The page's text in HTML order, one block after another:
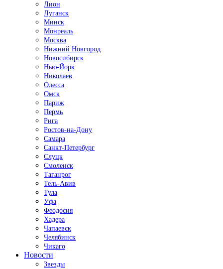
Лион
Луганск
Минск
Монреаль
Москва
Нижний Новгород
Новосибирск
Нью-Йорк
Николаев
Одесса
Омск
Париж
Пермь
Рига
Ростов-на-Дону
Самара
Санкт-Петербург
Слуцк
Смоленск
Таганрог
Тель-Авив
Тула
Уфа
Феодосия
Хадера
Чапаевск
Челябинск
Чикаго
Новости
Звезды